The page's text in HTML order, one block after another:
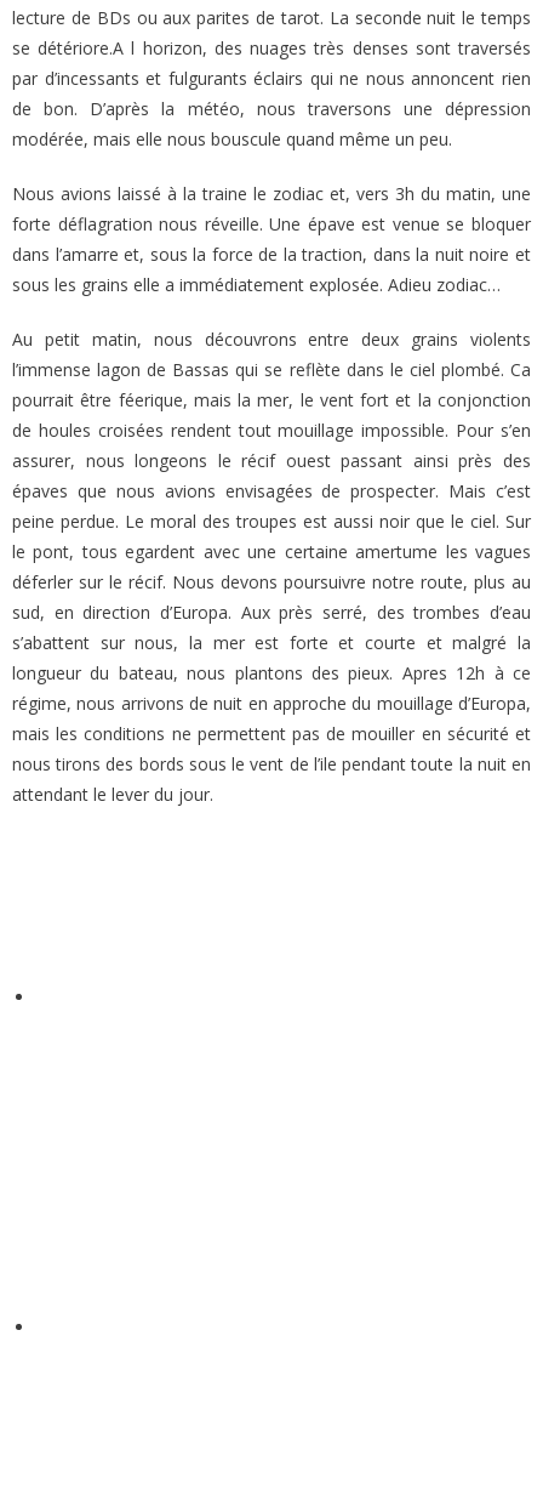
lecture de BDs ou aux parites de tarot. La seconde nuit le temps
se détériore.A l horizon, des nuages très denses sont traversés
par d’incessants et fulgurants éclairs qui ne nous annoncent rien
de bon. D’après la météo, nous traversons une dépression
modérée, mais elle nous bouscule quand même un peu.
Nous avions laissé à la traine le zodiac et, vers 3h du matin, une
forte déflagration nous réveille. Une épave est venue se bloquer
dans l’amarre et, sous la force de la traction, dans la nuit noire et
sous les grains elle a immédiatement explosée. Adieu zodiac…
Au petit matin, nous découvrons entre deux grains violents
l’immense lagon de Bassas qui se reflète dans le ciel plombé. Ca
pourrait être féerique, mais la mer, le vent fort et la conjonction
de houles croisées rendent tout mouillage impossible. Pour s’en
assurer, nous longeons le récif ouest passant ainsi près des
épaves que nous avions envisagées de prospecter. Mais c’est
peine perdue. Le moral des troupes est aussi noir que le ciel. Sur
le pont, tous egardent avec une certaine amertume les vagues
déferler sur le récif. Nous devons poursuivre notre route, plus au
sud, en direction d’Europa. Aux près serré, des trombes d’eau
s’abattent sur nous, la mer est forte et courte et malgré la
longueur du bateau, nous plantons des pieux. Apres 12h à ce
régime, nous arrivons de nuit en approche du mouillage d’Europa,
mais les conditions ne permettent pas de mouiller en sécurité et
nous tirons des bords sous le vent de l’ile pendant toute la nuit en
attendant le lever du jour.